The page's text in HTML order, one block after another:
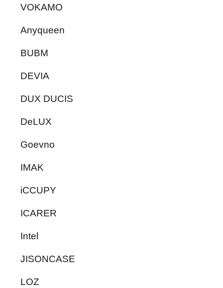
VOKAMO
Anyqueen
BUBM
DEVIA
DUX DUCIS
DeLUX
Goevno
IMAK
iCCUPY
ICARER
Intel
JISONCASE
LOZ